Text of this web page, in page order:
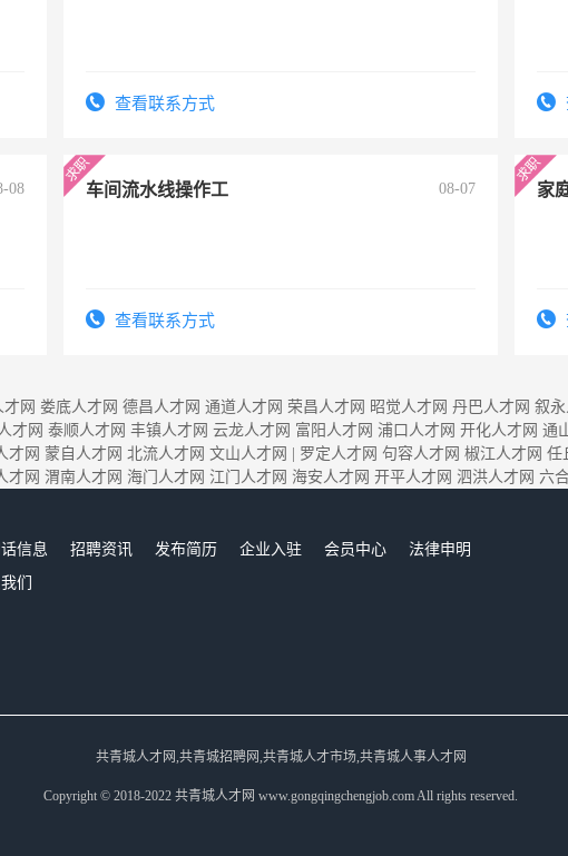
查看联系方式
08 车间流水线操作工 08-07
查看联系方式
家
网 娄底人才网 德昌人才网 通道人才网 荣昌人才网 昭觉人才网 丹巴人才网 叙永
才网 泰顺人才网 丰镇人才网 云龙人才网 富阳人才网 浦口人才网 开化人才网 通
才网 蒙自人才网 北流人才网 文山人才网 罗定人才网 句容人才网 椒江人才网 任
才网 渭南人才网 海门人才网 江门人才网 海安人才网 开平人才网 泗洪人才网 六
信息 招聘资讯 发布简历 企业入驻 会员中心
法律申明
们
共青城人才网,共青城招聘网,共青城人才市场,共青城人事人才网
Copyright © 2018-2022 共青城人才网 www.gongqingchengjob.com All rights reserved.